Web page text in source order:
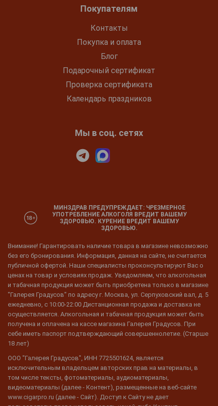
Покупателям
Контакты
Покупка и оплата
Блог
Подарочный сертификат
Проверка сертификата
Календарь праздников
Мы в соц. сетях
МИНЗДРАВ ПРЕДУПРЕЖДАЕТ: ЧРЕЗМЕРНОЕ
УПОТРЕБЛЕНИЕ АЛКОГОЛЯ ВРЕДИТ ВАШЕМУ
ЗДОРОВЬЮ. КУРЕНИЕ ВРЕДИТ ВАШЕМУ
ЗДОРОВЬЮ.
Внимание! Гарантировать наличие товара в магазине невозможно
без его бронирования. Информация, данная на сайте, не считается
публичной офертой. Наши специалисты проконсультируют Вас о
ценах на товар и условиях продаж. Уведомляем, что алкогольная
и табачная продукция может быть приобретена только в магазине
"Галерея Градусов" по адресу г. Москва, ул. Серпуховский вал, д. 5
ежедневно, с 10:00-22:00 Дистанционная продажа и доставка не
осуществляется. Алкогольная и табачная продукция может быть
получена и оплачена на кассе магазина Галерея Градусов. При
себе иметь паспорт подтверждающий совершеннолетие. (Старше
18 лет)
ООО "Галерея Градусов", ИНН 7725501624, является
исключительным владельцем авторских прав на материалы, в
том числе тексты, фотоматериалы, аудиоматериалы,
видеоматериалы (далее - Контент), размещенные на веб-сайте
www.cigarpro.ru (далее - Сайт). Доступ к Сайту не дает